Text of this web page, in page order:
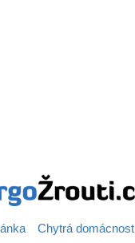
Chytrá domácnost